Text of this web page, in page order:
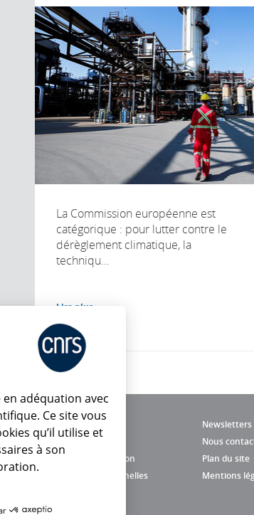
La Commission européenne est
catégorique : pour lutter contre le
dérèglement climatique, la
techniqu...
Lire plus
Newsletters
Nous
Charte d'utilisation
Plan du site
Données personnelles
Mentions
en adéquation avec
Ce site vous
qu’il utilise et
à son